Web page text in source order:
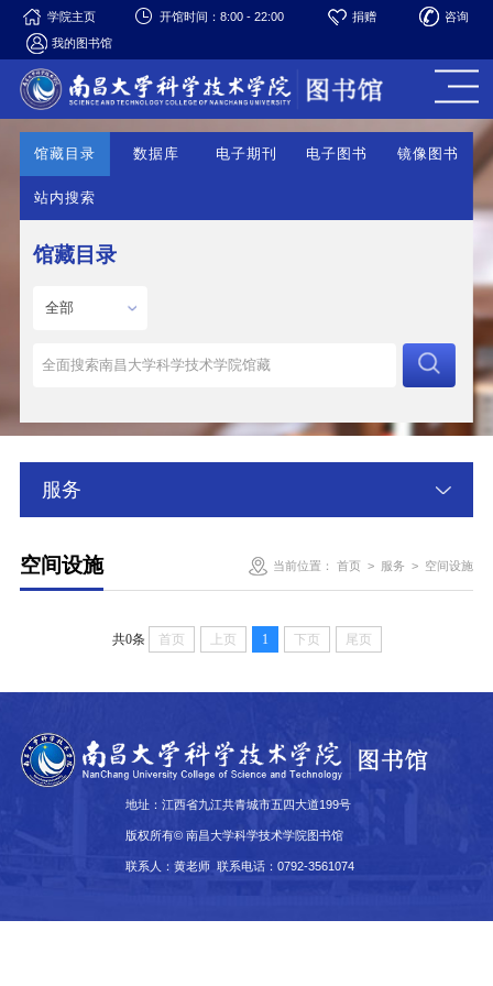
学院主页 开馆时间：8:00 - 22:00 捐赠
咨询
我的图书馆
馆藏目录 数据库 电子期刊 电子图书 镜像图书
站内搜索
馆藏目录
服务
当前位置： 首页 > 服务 > 空间设施
空间设施
共0条 首页 上页 1 下页 尾页
地址：江西省九江共青城市五四大道199号
版权所有© 南昌大学科学技术学院图书馆
联系人：黄老师 联系电话：0792-3561074